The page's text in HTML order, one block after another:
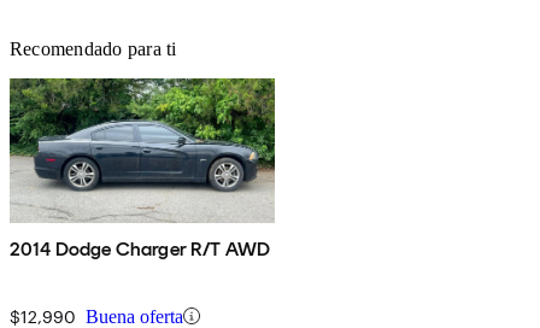
Recomendado para ti
2014 Dodge Charger R/T AWD
$12,990 Buena oferta